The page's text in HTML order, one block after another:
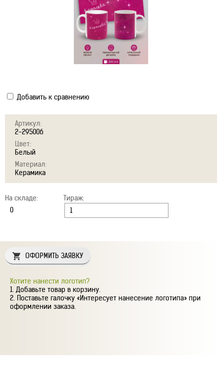
Добавить к сравнению
Артикул:
2-295006
Цвет:
Белый
Материал:
Керамика
На складе: Тираж:
ОФОРМИТЬ ЗАЯВКУ
Хотите нанести логотип?
Добавьте товар в корзину.
Поставьте галочку «Интересует нанесение логотипа» при
оформлении заказа.